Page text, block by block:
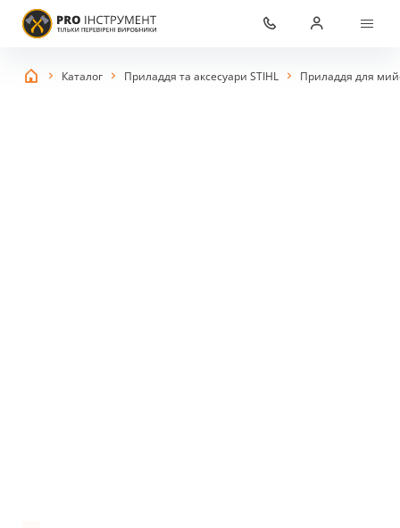
Каталог Приладдя та аксесуари STIHL Приладдя для